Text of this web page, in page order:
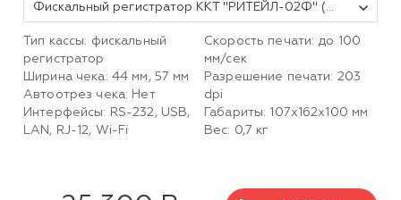
Фискальный регистратор ККТ "РИТЕЙЛ-02Ф" (У) LAN/USB/COM с раз. ДЯ c Wi-Fi (черный) без ФН
Тип кассы: фискальный
регистратор
Ширина чека: 44 мм, 57 мм
Автоотрез чека: Нет
Интерфейсы: RS-232, USB,
LAN, RJ-12, Wi-Fi
Скорость печати: до 100
мм/сек
Разрешение печати: 203
dpi
Габариты: 107х162х100 мм
Вес: 0,7 кг